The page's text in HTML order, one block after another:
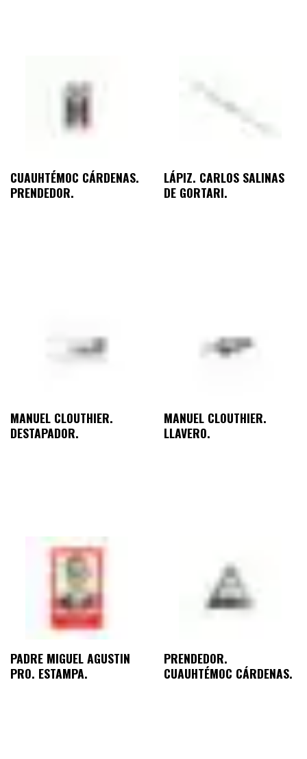
CUAUHTÉMOC CÁRDENAS.
PRENDEDOR.
LÁPIZ. CARLOS SALINAS
DE GORTARI.
MANUEL CLOUTHIER.
DESTAPADOR.
MANUEL CLOUTHIER.
LLAVERO.
PADRE MIGUEL AGUSTIN
PRO. ESTAMPA.
PRENDEDOR.
CUAUHTÉMOC CÁRDENAS.